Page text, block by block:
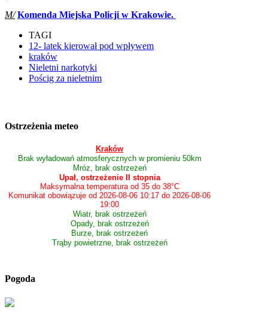
M/ Komenda Miejska Policji w Krakowie.
TAGI
12- latek kierował pod wpływem
kraków
Nieletni narkotyki
Pościg za nieletnim
Ostrzeżenia meteo
Kraków
Brak wyładowań atmosferycznych w promieniu 50km
Mróz, brak ostrzeżeń
Upał, ostrzeżenie II stopnia
Maksymalna temperatura od 35 do 38°C
Komunikat obowiązuje od 2026-08-06 10:17 do 2026-08-06
19:00
Wiatr, brak ostrzeżeń
Opady, brak ostrzeżeń
Burze, brak ostrzeżeń
Trąby powietrzne, brak ostrzeżeń
Pogoda